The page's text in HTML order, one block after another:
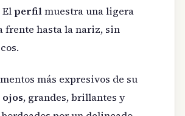
El perfilmuestra una ligera
frente hasta la nariz, sin
más expresivos de su
ojos, grandes, brillantes y